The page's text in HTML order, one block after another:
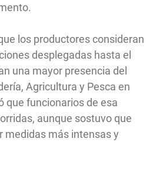
los productores consideran
desplegadas hasta el
una mayor presencia del
Agricultura y Pesca en
que funcionarios de esa
aunque sostuvo que
medidas más intensas y